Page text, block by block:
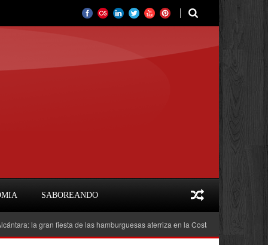
SABOREANDO
gran fiesta de las hamburguesas aterriza en la Costa del Sol